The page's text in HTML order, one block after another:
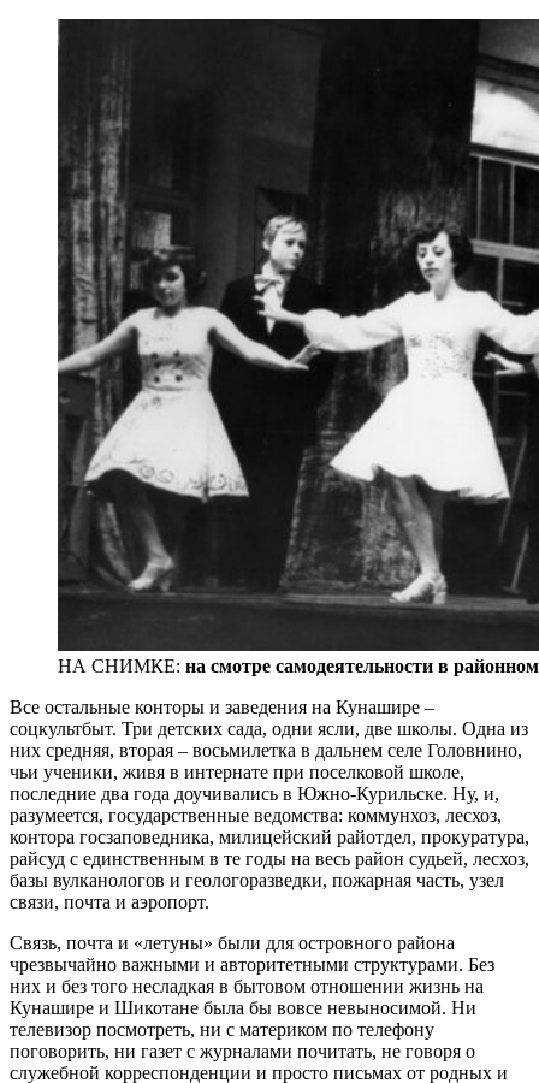
НА СНИМКЕ: на смотре самодеятельности в
Все остальные конторы и заведения на Кунашире –
соцкультбыт. Три детских сада, одни ясли, две школы. Одна из
них средняя, вторая – восьмилетка в дальнем селе Головнино,
чьи ученики, живя в интернате при поселковой школе,
последние два года доучивались в Южно-Курильске. Ну, и,
разумеется, государственные ведомства: коммунхоз, лесхоз,
контора госзаповедника, милицейский райотдел, прокуратура,
райсуд с единственным в те годы на весь район судьей, лесхоз,
базы вулканологов и геологоразведки, пожарная часть, узел
связи, почта и аэропорт.
Связь, почта и «летуны» были для островного района
чрезвычайно важными и авторитетными структурами. Без
них и без того несладкая в бытовом отношении жизнь на
Кунашире и Шикотане была бы вовсе невыносимой. Ни
телевизор посмотреть, ни с материком по телефону
поговорить, ни газет с журналами почитать, не говоря о
служебной корреспонденции и просто письмах от родных и